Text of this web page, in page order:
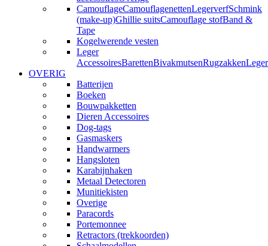
CamouflageCamouflagenettenLegerverfSchmink
(make-up)Ghillie suitsCamouflage stofBand &
Tape
Kogelwerende vesten
Leger
AccessoiresBarettenBivakmutsenRugzakken
OVERIG
Batterijen
Boeken
Bouwpakketten
Dieren Accessoires
Dog-tags
Gasmaskers
Handwarmers
Hangsloten
Karabijnhaken
Metaal Detectoren
Munitiekisten
Overige
Paracords
Portemonnee
Retractors (trekkoorden)